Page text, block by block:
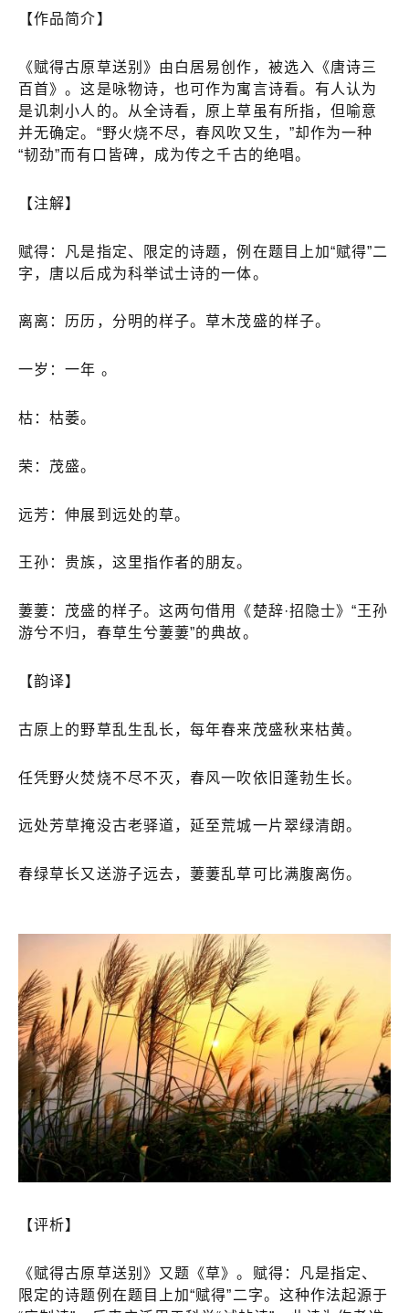
【作品简介】
《赋得古原草送别》由白居易创作，被选入《唐诗三
百首》。这是咏物诗，也可作为寓言诗看。有人认为
是讥刺小人的。从全诗看，原上草虽有所指，但喻意
并无确定。“野火烧不尽，春风吹又生，”却作为一种
“韧劲”而有口皆碑，成为传之千古的绝唱。
【注解】
赋得：凡是指定、限定的诗题，例在题目上加“赋得”二
字，唐以后成为科举试士诗的一体。
离离：历历，分明的样子。草木茂盛的样子。
一岁：一年 。
枯：枯萎。
荣：茂盛。
远芳：伸展到远处的草。
王孙：贵族，这里指作者的朋友。
萋萋：茂盛的样子。这两句借用《楚辞·招隐士》“王孙
游兮不归，春草生兮萋萋”的典故。
【韵译】
古原上的野草乱生乱长，每年春来茂盛秋来枯黄。
任凭野火焚烧不尽不灭，春风一吹依旧蓬勃生长。
远处芳草掩没古老驿道，延至荒城一片翠绿清朗。
春绿草长又送游子远去，萋萋乱草可比满腹离伤。
【评析】
《赋得古原草送别》又题《草》。赋得：凡是指定、
限定的诗题例在题目上加“赋得”二字。这种作法起源于